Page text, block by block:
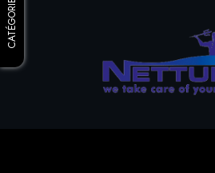
CATÉGORIES